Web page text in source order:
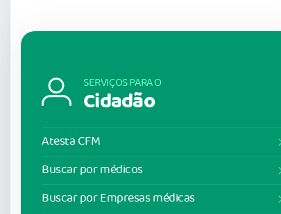
SERVIÇOS PARA O
Cidadão
Atesta CFM
Buscar por médicos
Buscar por Empresas médicas